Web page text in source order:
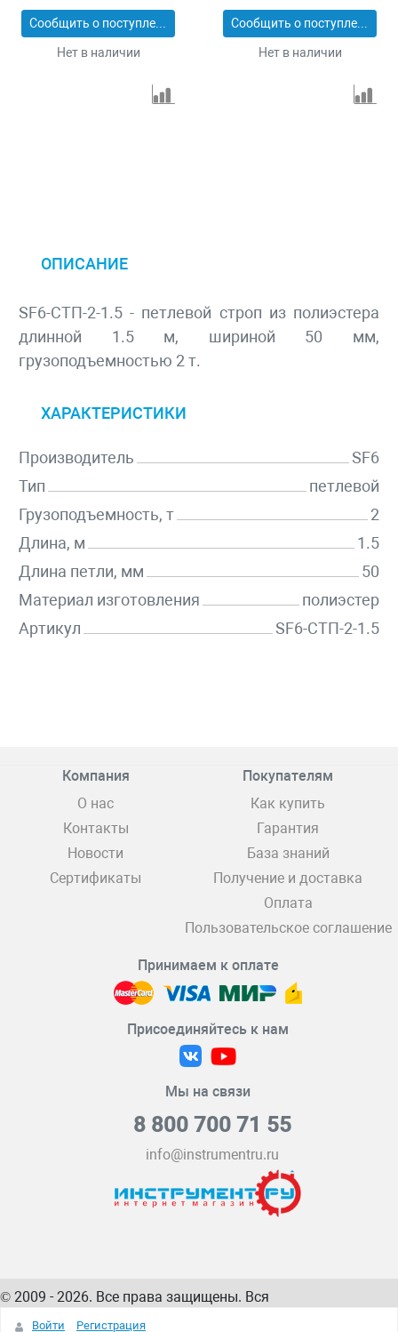
Сообщить о поступлении
Нет в наличии
Сообщить о поступлении
Нет в наличии
ОПИСАНИЕ
SF6-СТП-2-1.5 - петлевой строп из полиэстера
длинной 1.5 м, шириной 50 мм,
грузоподъемностью 2 т.
ХАРАКТЕРИСТИКИ
Производитель
SF6
Тип
петлевой
Грузоподъемность, т
2
Длина, м
1.5
Длина петли, мм
50
Материал изготовления
полиэстер
Артикул
SF6-СТП-2-1.5
Компания
О нас
Контакты
Новости
Сертификаты
Покупателям
Как купить
Гарантия
База знаний
Получение и доставка
Оплата
Пользовательское соглашение
Принимаем к оплате
Присоединяйтесь к нам
Мы на связи
8 800 700 71 55
info@instrumentru.ru
© 2009 - 2026. Все права защищены. Вся
информация на сайте – собственность
Войти Регистрация